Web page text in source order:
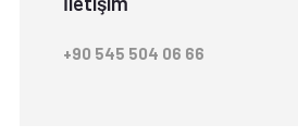
+90 545 504 06 66